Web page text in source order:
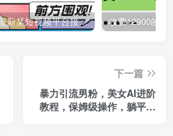
最新某短视频平台接码看广告，无限撸1.3元项目【软件+详细操作教程】
下一篇
暴力引流男粉，美女AI进阶
教程，保姆级操作，躺平日